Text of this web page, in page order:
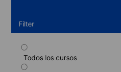
Filter
Todos los cursos
Curso semiintensivo